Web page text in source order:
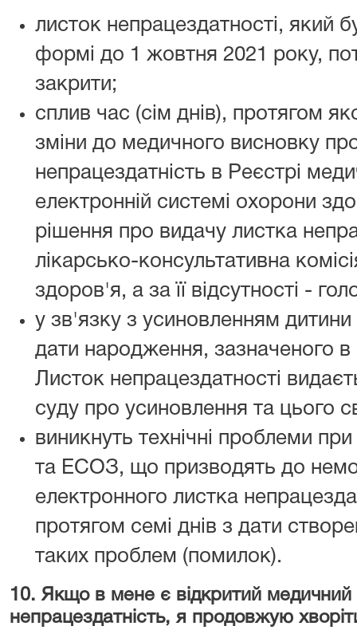
листок непрацездатності, який
формі до 1 жовтня 2021 року,
закрити;
сплив час (сім днів), протягом
зміни до медичного висновку
непрацездатність в Реєстрі
електронній системі охорони
рішення про видачу листка
лікарсько-консультативна
здоров'я, а за її відсутності -
у зв'язку з усиновленням дитини
дати народження, зазначеного
Листок непрацездатності
суду про усиновлення та цього
виникнуть технічні проблеми
та ЕСОЗ, що призводять до
електронного листка
протягом семі днів з дати
таких проблем (помилок).
10. Якщо в мене є відкритий
непрацездатність, я продовжую